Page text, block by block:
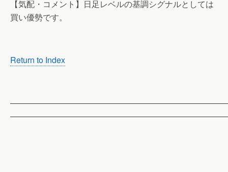
【気配・コメント】日足レベルの基調シグナルとしては
買い優勢です。
Return to Index